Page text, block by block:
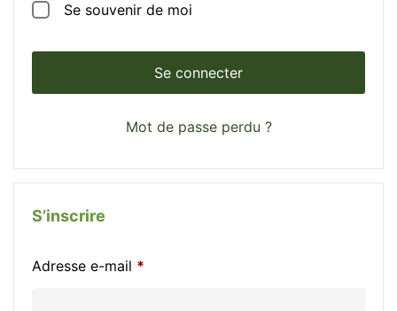
Se souvenir de moi
Se connecter
Mot de passe perdu ?
S’inscrire
Adresse e-mail *